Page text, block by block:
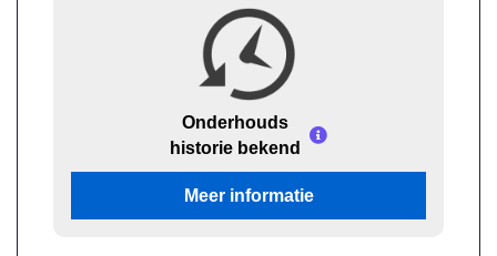
Onderhouds
historie bekend
Meer informatie